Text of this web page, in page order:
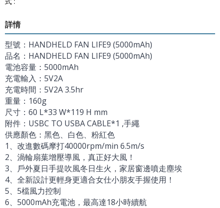
詳情
型號：HANDHELD FAN LIFE9 (5000mAh)
品名：HANDHELD FAN LIFE9 (5000mAh)
電池容量：5000mAh
充電輸入：5V2A
充電時間：5V2A 3.5hr
重量：160g
尺寸：60 L*33 W*119 H mm
附件：USBC TO USBA CABLE*1 ,手繩
供應顏色：黑色、白色、粉紅色
1、改進數碼摩打40000rpm/min 6.5m/s
2、渦輪扇葉增壓導風，真正好大風！
3、戶外夏日手提吹風冬日生火，家居窗邊噴走塵埃
4、全新設計更輕身更適合女仕小朋友手握使用！
5、5檔風力控制
6、5000mAh充電池，最高達18小時續航